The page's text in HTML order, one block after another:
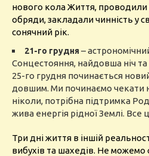
нового кола Життя, проводили
обряди, закладали чинність у
сонячний рік.
21-го грудня–
Сонцестояння, найдовша ніч
25-го грудня починається
довшим. Ми починаємо чекати
ніколи, потрібна підтримка
жива енергія рідної Землі. Все
Три дні життя в іншій
вибухів та шахедів. Не можемо